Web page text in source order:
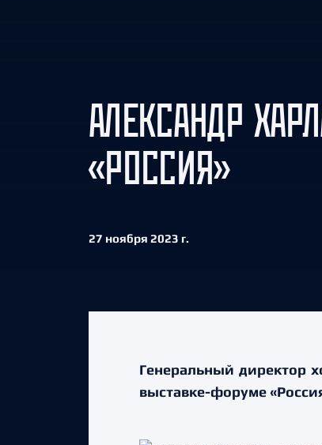
АЛЕКСАНДР
«РОССИЯ»
27 ноября 2023 г.
Генеральный директор
выставке-форуме